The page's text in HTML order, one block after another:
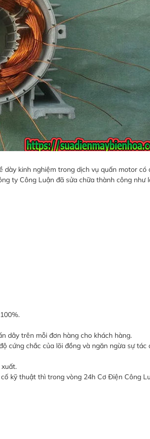
kinh nghiệm trong dịch vụ quấn motor có
ty Công Luận đã sửa chữa thành công như
dây trên mỗi đơn hàng cho khách hàng.
cứng chắc của lõi đồng và ngăn ngừa sự tác
kỹ thuật thì trong vòng 24h Cơ Điện Công